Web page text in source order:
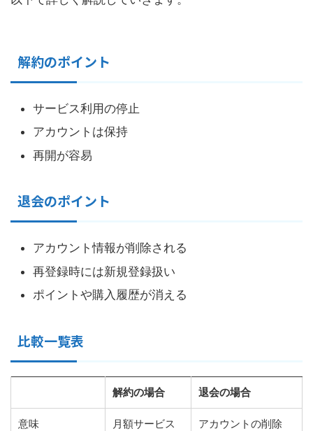
解約のポイント
サービス利用の停止
アカウントは保持
再開が容易
退会のポイント
アカウント情報が削除される
再登録時には新規登録扱い
ポイントや購入履歴が消える
比較一覧表
解約の場合 退会の場合
意味
月額サービス
アカウントの削除